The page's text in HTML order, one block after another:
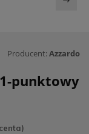
Producent:Azzardo
punktowy